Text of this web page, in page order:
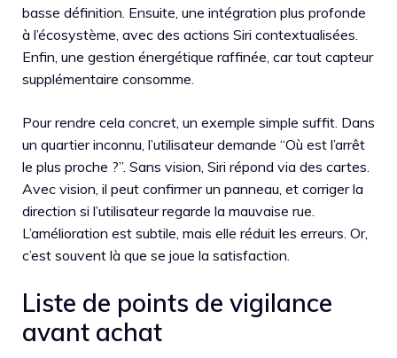
basse définition. Ensuite, une intégration plus profonde
à l’écosystème, avec des actions Siri contextualisées.
Enfin, une gestion énergétique raffinée, car tout capteur
supplémentaire consomme.
Pour rendre cela concret, un exemple simple suffit. Dans
un quartier inconnu, l’utilisateur demande “Où est l’arrêt
le plus proche ?”. Sans vision, Siri répond via des cartes.
Avec vision, il peut confirmer un panneau, et corriger la
direction si l’utilisateur regarde la mauvaise rue.
L’amélioration est subtile, mais elle réduit les erreurs. Or,
c’est souvent là que se joue la satisfaction.
Liste de points de vigilance
avant achat